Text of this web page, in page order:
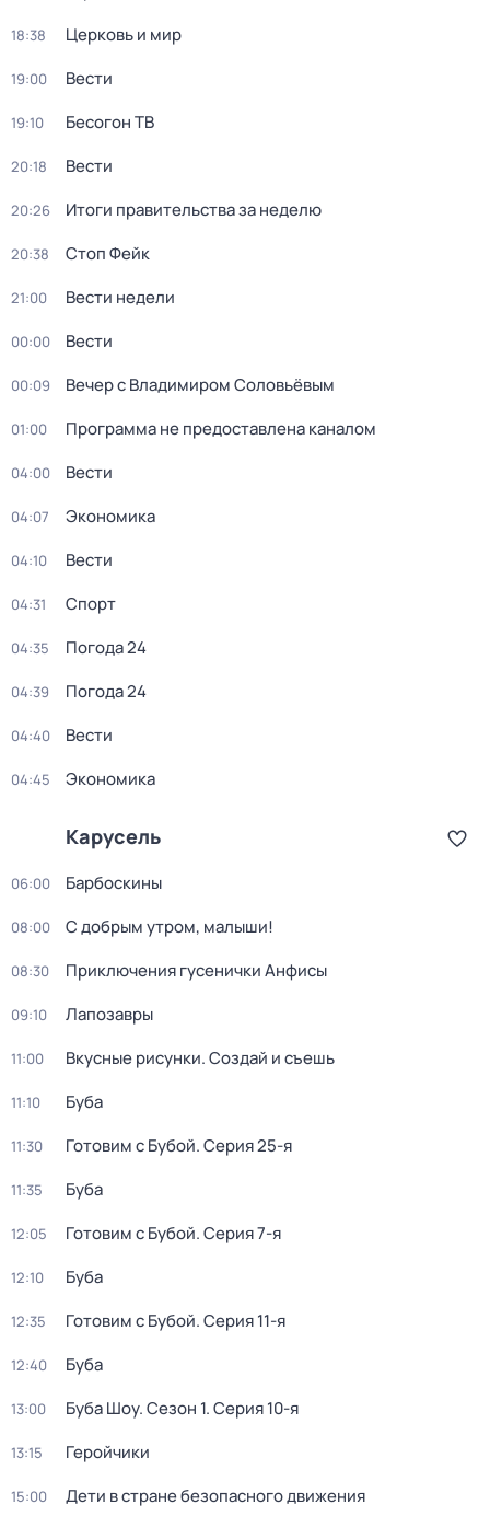
18:38 Церковь и мир
19:00 Вести
19:10 Бесогон ТВ
20:18 Вести
20:26 Итоги правительства за неделю
20:38 Стоп Фейк
21:00 Вести недели
00:00 Вести
00:09 Вечер с Владимиром Соловьёвым
01:00 Программа не предоставлена каналом
04:00 Вести
04:07 Экономика
04:10 Вести
04:31 Спорт
04:35 Погода 24
04:39 Погода 24
04:40 Вести
04:45 Экономика
Карусель
06:00 Барбоскины
08:00 С добрым утром, малыши!
08:30 Приключения гусенички Анфисы
09:10 Лапозавры
11:00 Вкусные рисунки. Создай и съешь
11:10 Буба
11:30 Готовим с Бубой. Серия 25-я
11:35 Буба
12:05 Готовим с Бубой. Серия 7-я
12:10 Буба
12:35 Готовим с Бубой. Серия 11-я
12:40 Буба
13:00 Буба Шоу. Сезон 1. Серия 10-я
13:15 Геройчики
15:00 Дети в стране безопасного движения